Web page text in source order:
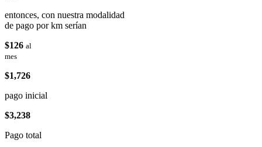
entonces, con nuestra modalidad
de pago por km serían
$126 al
mes
$1,726
pago inicial
$3,238
Pago total